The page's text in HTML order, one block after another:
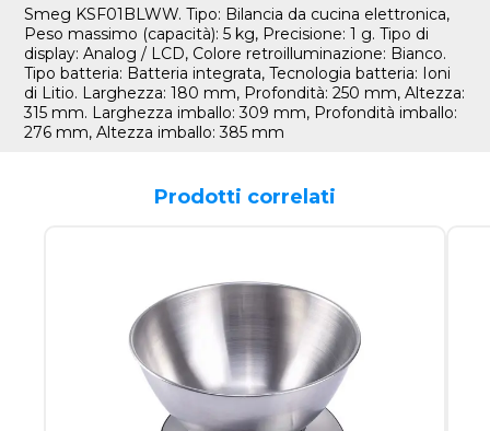
Smeg KSF01BLWW. Tipo: Bilancia da cucina elettronica,
Peso massimo (capacità): 5 kg, Precisione: 1 g. Tipo di
display: Analog / LCD, Colore retroilluminazione: Bianco.
Tipo batteria: Batteria integrata, Tecnologia batteria: Ioni
di Litio. Larghezza: 180 mm, Profondità: 250 mm, Altezza:
315 mm. Larghezza imballo: 309 mm, Profondità imballo:
276 mm, Altezza imballo: 385 mm
Prodotti correlati